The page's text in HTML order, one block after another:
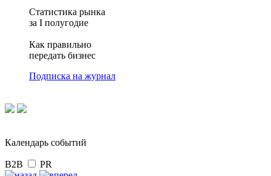
Статистика рынка
за I полугодие
Как правильно
передать бизнес
Подписка на журнал
Календарь событий
B2B PR